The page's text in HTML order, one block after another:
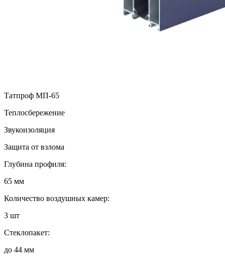
Татпроф МП-65
Теплосбережение
Звукоизоляция
Защита от взлома
Глубина профиля:
65 мм
Количество воздушных камер:
3 шт
Стеклопакет:
до 44 мм